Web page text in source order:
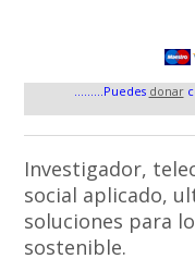
.........Puedes donar
Investigador,
social aplicado,
soluciones para
sostenible.